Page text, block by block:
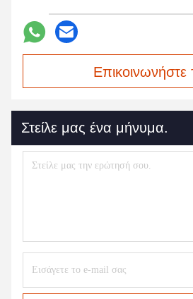
Στείλε μας ένα μήνυμα.